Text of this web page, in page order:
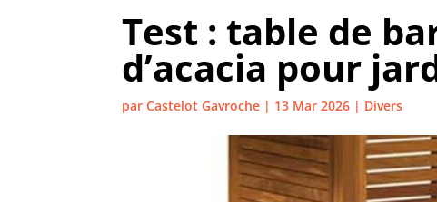
Test : table de
d’acacia pour
parCastelot Gavroche | 13 Mar 2026 | Divers